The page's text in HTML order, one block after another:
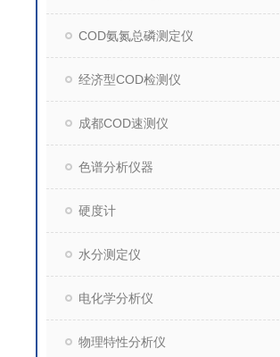
COD氨氮总磷测定仪
经济型COD检测仪
成都COD速测仪
色谱分析仪器
硬度计
水分测定仪
电化学分析仪
物理特性分析仪